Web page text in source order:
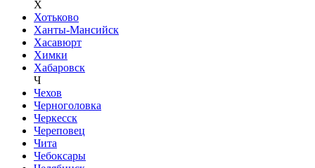
Х
Хотьково
Ханты-Мансийск
Хасавюрт
Химки
Хабаровск
Ч
Чехов
Черноголовка
Черкесск
Череповец
Чита
Чебоксары